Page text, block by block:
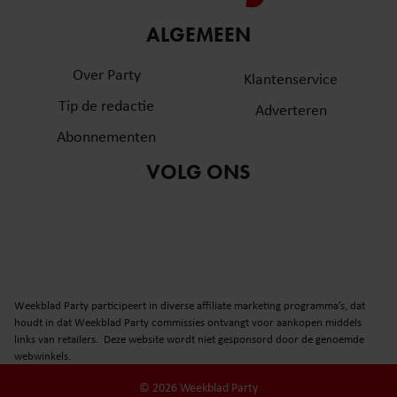
partners voor social media, adverteren en analyse. Deze
informatie die u aan ze heeft verstrekt of die ze hebben
verzameld op basis van uw gebruik van hun services. U
gebruiken.
ALGEMEEN
Over Party
Tip de redactie
Abonnementen
Klantenservice
Adverteren
VOLG ONS
Weekblad Party participeert in diverse affiliate marketing programma’s, dat
houdt in dat Weekblad Party commissies ontvangt voor aankopen middels
links van retailers. Deze website wordt niet gesponsord door de genoemde
webwinkels.
© 2026 Weekblad Party